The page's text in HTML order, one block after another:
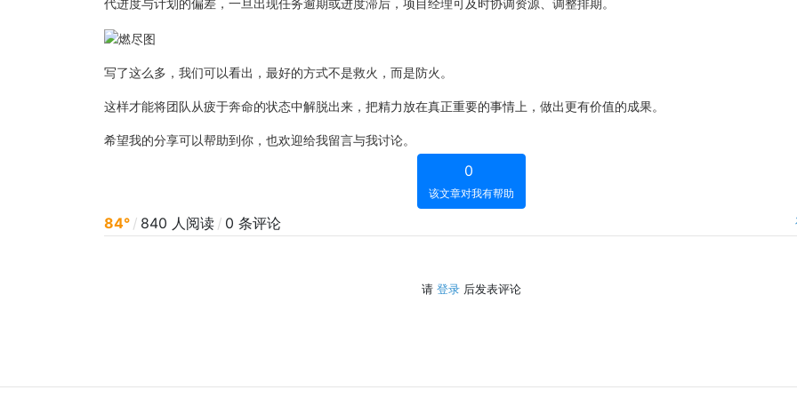
代进度与计划的偏差，一旦出现任务逾期或进度滞后，项目经理可及时协调资源、调整排期。
写了这么多，我们可以看出，最好的方式不是救火，而是防火。
这样才能将团队从疲于奔命的状态中解脱出来，把精力放在真正重要的事情上，做出更有价值的成果。
希望我的分享可以帮助到你，也欢迎给我留言与我讨论。
0
该文章对我有帮助
84° / 840 人阅读 / 0 条评论
请 登录后发表评论